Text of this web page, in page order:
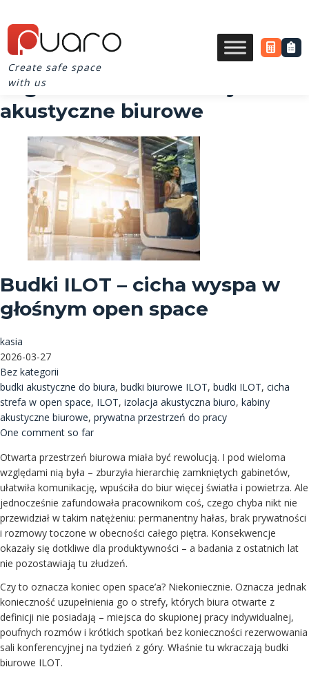
Create safe space
with us
Tag Archives for kabiny
akustyczne biurowe
Budki ILOT – cicha wyspa w
głośnym open space
kasia
2026-03-27
Bez kategorii
budki akustyczne do biura, budki biurowe ILOT, budki ILOT, cicha
strefa w open space, ILOT, izolacja akustyczna biuro, kabiny
akustyczne biurowe, prywatna przestrzeń do pracy
One comment so far
Otwarta przestrzeń biurowa miała być rewolucją. I pod wieloma
względami nią była – zburzyła hierarchię zamkniętych gabinetów,
ułatwiła komunikację, wpuściła do biur więcej światła i powietrza. Ale
jednocześnie zafundowała pracownikom coś, czego chyba nikt nie
przewidział w takim natężeniu: permanentny hałas, brak prywatności
i rozmowy toczone w obecności całego piętra. Konsekwencje
okazały się dotkliwe dla produktywności – a badania z ostatnich lat
nie pozostawiają tu złudzeń.
Czy to oznacza koniec open space’a? Niekoniecznie. Oznacza jednak
konieczność uzupełnienia go o strefy, których biura otwarte z
definicji nie posiadają – miejsca do skupionej pracy indywidualnej,
poufnych rozmów i krótkich spotkań bez konieczności rezerwowania
sali konferencyjnej na tydzień z góry. Właśnie tu wkraczają budki
biurowe ILOT.